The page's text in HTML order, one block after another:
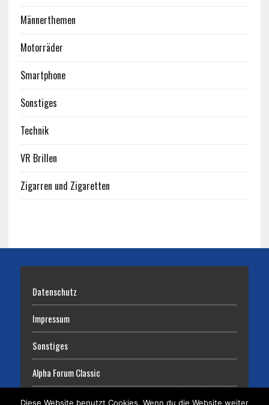
Männerthemen
Motorräder
Smartphone
Sonstiges
Technik
VR Brillen
Zigarren und Zigaretten
Datenschutz
Impressum
Sonstiges
Alpha Forum Classic
Diese Website benutzt Cookies. Wenn du die Website weiter